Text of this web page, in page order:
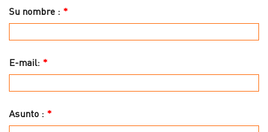
Su nombre : *
E-mail: *
Asunto : *